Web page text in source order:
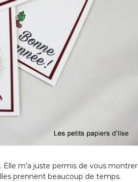
Elle m’a juste permis de vous montrer
prennent beaucoup de temps.